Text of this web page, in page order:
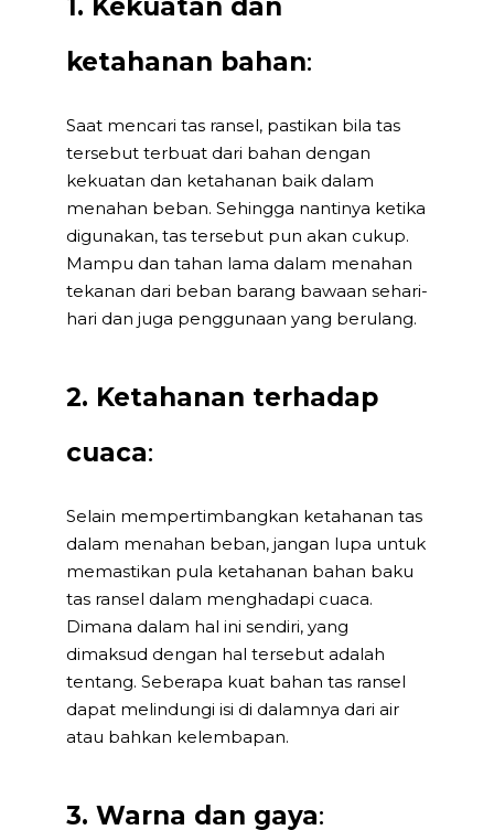
ketahanan bahan:
Saat mencari tas ransel, pastikan bila tas
tersebut terbuat dari bahan dengan
kekuatan dan ketahanan baik dalam
menahan beban. Sehingga nantinya ketika
digunakan, tas tersebut pun akan cukup.
Mampu dan tahan lama dalam menahan
tekanan dari beban barang bawaan sehari-
hari dan juga penggunaan yang berulang.
2. Ketahanan terhadap
cuaca:
Selain mempertimbangkan ketahanan tas
dalam menahan beban, jangan lupa untuk
memastikan pula ketahanan bahan baku
tas ransel dalam menghadapi cuaca.
Dimana dalam hal ini sendiri, yang
dimaksud dengan hal tersebut adalah
tentang. Seberapa kuat bahan tas ransel
dapat melindungi isi di dalamnya dari air
atau bahkan kelembapan.
3. Warna dan gaya: